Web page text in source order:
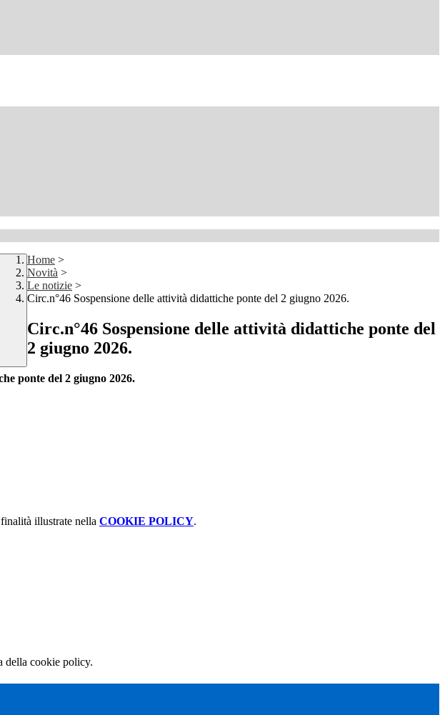
Home >
Novità >
Le notizie >
Circ.n°46 Sospensione delle attività didattiche ponte del 2 giugno 2026.
Circ.n°46 Sospensione delle attività didattiche ponte del
2 giugno 2026.
ponte del 2 giugno 2026.
illustrate nella COOKIE POLICY.
della cookie policy.